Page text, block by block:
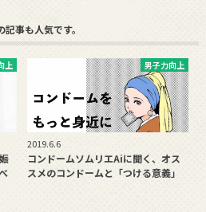
記事も人気です。
上 男子力向上
2019.6.6
コンドームソムリエAiに聞く、オス
スメのコンドームと「つける意義」